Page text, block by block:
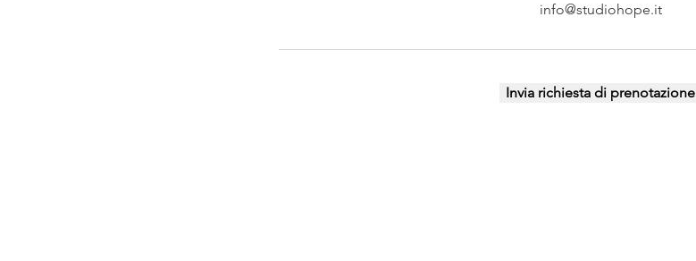
info@studiohope.it
Invia richiesta di prenotazione